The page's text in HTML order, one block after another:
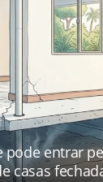
pode entrar
casas